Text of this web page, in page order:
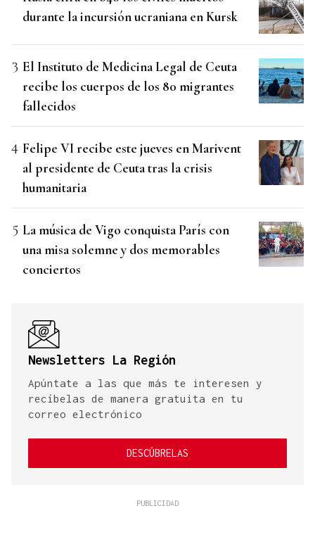
durante la incursión ucraniana en Kursk
El Instituto de Medicina Legal de Ceuta
recibe los cuerpos de los 80 migrantes
fallecidos
Felipe VI recibe este jueves en Marivent
al presidente de Ceuta tras la crisis
humanitaria
La música de Vigo conquista París con
una misa solemne y dos memorables
conciertos
Newsletters La Región
Apúntate a las que más te interesen y
recíbelas de manera gratuita en tu
correo electrónico
DESCÚBRELAS